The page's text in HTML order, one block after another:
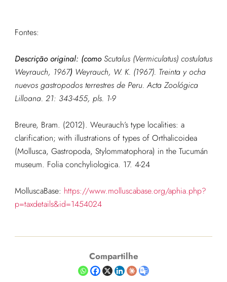
Fontes:
Descrição original: (comoScutalus (Vermiculatus) costulatus
Weyrauch, 1967) Weyrauch, W. K. (1967). Treinta y ocha
nuevos gastropodos terrestres de Peru. Acta Zoológica
Lilloana. 21: 343-455, pls. 1-9
Breure, Bram. (2012). Weurauch’s type localities: a
clarification; with illustrations of types of Orthalicoidea
(Mollusca, Gastropoda, Stylommatophora) in the Tucumán
museum. Folia conchyliologica. 17. 4-24
MolluscaBase: https://www.molluscabase.org/aphia.php?
p=taxdetails&id=1454024
Compartilhe